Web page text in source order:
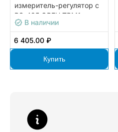
измеритель-регулятор с
RS-485 ОВЕН ТРМ1-
Д.У3.К.RS
В наличии
6 405.00 ₽
Купить